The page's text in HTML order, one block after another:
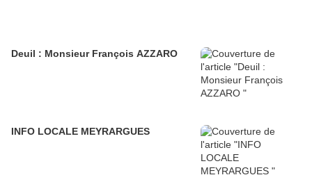
Deuil : Monsieur François AZZARO
INFO LOCALE MEYRARGUES